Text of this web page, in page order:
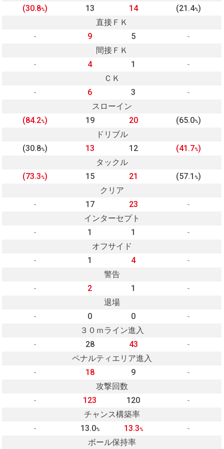
(30.8%) 13 14 (21.4%)
直接ＦＫ
-
9 5
-
間接ＦＫ
-
4 1
-
ＣＫ
-
6 3
-
スローイン
(84.2%) 19 20 (65.0%)
ドリブル
(30.8%) 13 12 (41.7%)
タックル
(73.3%) 15 21 (57.1 %)
クリア
-
17 23
-
インターセプト
-
1 1
-
オフサイド
-
1 4
-
警告
-
2 1
-
退場
-
0 0
-
３０ｍライン進入
-
28 43
-
ペナルティエリア進入
-
18 9
-
攻撃回数
-
123 120
-
チャンス構築率
-
13.0% 13.3%
-
ボール保持率